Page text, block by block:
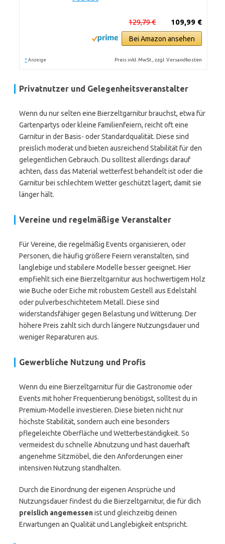
109,99 €
129,79 €
Bei Amazon ansehen
* Anzeige Preis inkl. MwSt., zzgl. Versandkosten
Privatnutzer und Gelegenheitsveranstalter
Wenn du nur selten eine Bierzeltgarnitur brauchst, etwa für
Gartenpartys oder kleine Familienfeiern, reicht oft eine
Garnitur in der Basis- oder Standardqualität. Diese sind
preislich moderat und bieten ausreichend Stabilität für den
gelegentlichen Gebrauch. Du solltest allerdings darauf
achten, dass das Material wetterfest behandelt ist oder die
Garnitur bei schlechtem Wetter geschützt lagert, damit sie
länger hält.
Vereine und regelmäßige Veranstalter
Für Vereine, die regelmäßig Events organisieren, oder
Personen, die häufig größere Feiern veranstalten, sind
langlebige und stabilere Modelle besser geeignet. Hier
empfiehlt sich eine Bierzeltgarnitur aus hochwertigem Holz
wie Buche oder Eiche mit robustem Gestell aus Edelstahl
oder pulverbeschichtetem Metall. Diese sind
widerstandsfähiger gegen Belastung und Witterung. Der
höhere Preis zahlt sich durch längere Nutzungsdauer und
weniger Reparaturen aus.
Gewerbliche Nutzung und Profis
Wenn du eine Bierzeltgarnitur für die Gastronomie oder
Events mit hoher Frequentierung benötigst, solltest du in
Premium-Modelle investieren. Diese bieten nicht nur
höchste Stabilität, sondern auch eine besonders
pflegeleichte Oberfläche und Wetterbeständigkeit. So
vermeidest du schnelle Abnutzung und hast dauerhaft
angenehme Sitzmöbel, die den Anforderungen einer
intensiven Nutzung standhalten.
Durch die Einordnung der eigenen Ansprüche und
Nutzungsdauer findest du die Bierzeltgarnitur, die für dich
preislich angemessenist und gleichzeitig deinen
Erwartungen an Qualität und Langlebigkeit entspricht.